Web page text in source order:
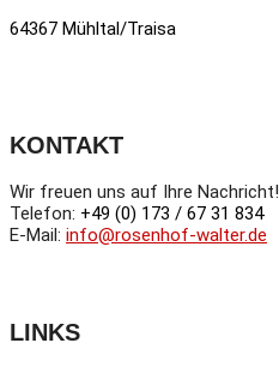
64367 Mühltal/Traisa
KONTAKT
Wir freuen uns auf Ihre Nachricht!
Telefon: +49 (0) 173 / 67 31 834
E-Mail: info@rosenhof-walter.de
LINKS